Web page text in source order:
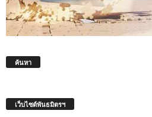
ค้นหา
เว็บไซต์พันธมิตรฯ